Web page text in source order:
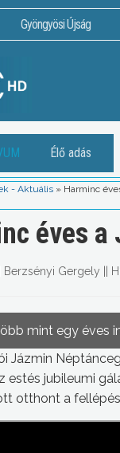
Gyöngyösi Újság
Élő adás
- Aktuális » Harminc
éves
Berzsényi Gergely
mint egy éves
Jázmin
estés jubileumi
otthont a